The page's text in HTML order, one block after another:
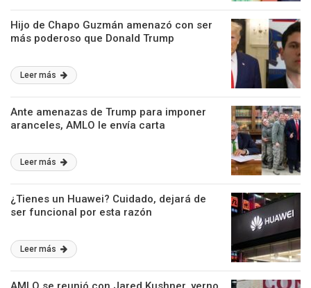
Hijo de Chapo Guzmán amenazó con ser
más poderoso que Donald Trump
Leer más
Ante amenazas de Trump para imponer
aranceles, AMLO le envía carta
Leer más
¿Tienes un Huawei? Cuidado, dejará de
ser funcional por esta razón
Leer más